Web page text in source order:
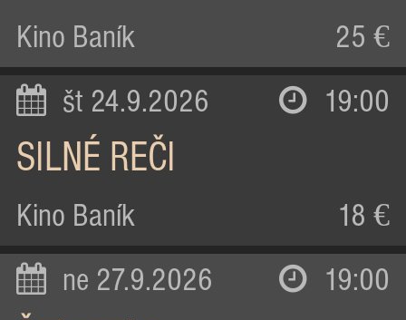
Kino Baník 25 €
št 24.9.2026 19:00
SILNÉ REČI
Kino Baník 18 €
ne 27.9.2026 19:00